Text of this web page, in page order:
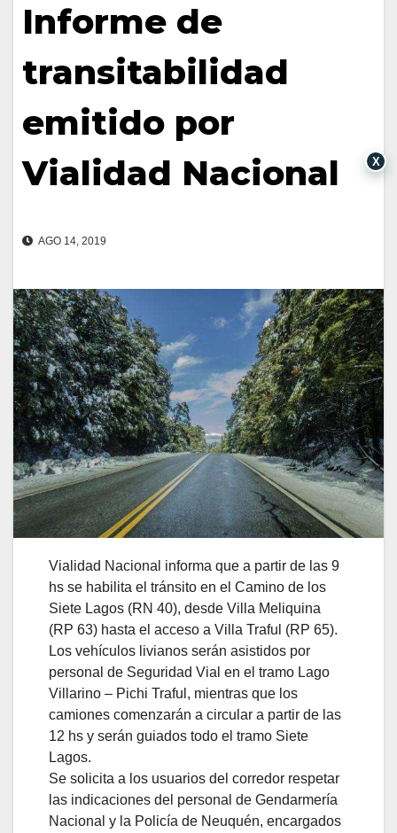
Informe de
transitabilidad
emitido por
Vialidad Nacional
AGO 14, 2019
Vialidad Nacional informa que a partir de las 9
hs se habilita el tránsito en el Camino de los
Siete Lagos (RN 40), desde Villa Meliquina
(RP 63) hasta el acceso a Villa Traful (RP 65).
Los vehículos livianos serán asistidos por
personal de Seguridad Vial en el tramo Lago
Villarino – Pichi Traful, mientras que los
camiones comenzarán a circular a partir de las
12 hs y serán guiados todo el tramo Siete
Lagos.
Se solicita a los usuarios del corredor respetar
las indicaciones del personal de Gendarmería
Nacional y la Policía de Neuquén, encargados
X